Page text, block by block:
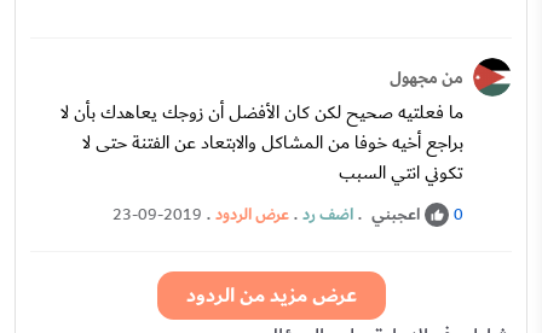
من مجهول
ما فعلتيه صحيح لكن كان الأفضل أن زوجك يعاهدك بأن لا
براجع أخيه خوفا من المشاكل والابتعاد عن الفتنة حتى لا
تكوني انتي السبب
0 اعجبني .اضف رد.عرض الردود.
23-09-2019
عرض مزيد من الردود